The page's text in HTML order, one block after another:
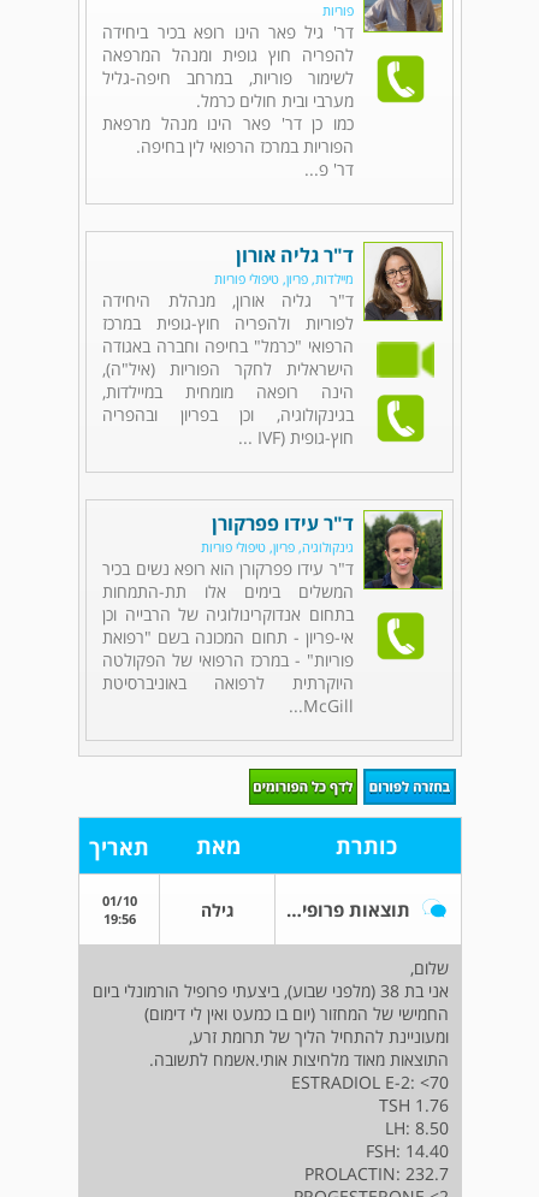
פוריות
דר' גיל פאר הינו רופא בכיר ביחידה
להפריה חוץ גופית ומנהל המרפאה
לשימור פוריות, במרחב חיפה-גליל
מערבי ובית חולים כרמל.
כמו כן דר' פאר הינו מנהל מרפאת
הפוריות במרכז הרפואי לין בחיפה.
דר' פ...
ד"ר גליה אורון
מיילדות, פריון, טיפולי פוריות
ד"ר גליה אורון, מנהלת היחידה
לפוריות ולהפריה חוץ-גופית במרכז
הרפואי "כרמל" בחיפה וחברה באגודה
הישראלית לחקר הפוריות (איל"ה),
הינה רופאה מומחית במיילדות,
בגינקולוגיה, וכן בפריון ובהפריה
חוץ-גופית (IVF ...
ד"ר עידו פפרקורן
גינקולוגיה, פריון, טיפולי פוריות
ד"ר עידו פפרקורן הוא רופא נשים בכיר
המשלים בימים אלו תת-התמחות
בתחום אנדוקרינולוגיה של הרבייה וכן
אי-פריון - תחום המכונה בשם "רפואת
פוריות" - במרכז הרפואי של הפקולטה
היוקרתית לרפואה באוניברסיטת
McGill...
כותרת מאת תאריך
תוצאות פרופיל הורמונלי גילה
01/10
19:56
שלום,
אני בת 38 (מלפני שבוע), ביצעתי פרופיל הורמונלי ביום
החמישי של המחזור (יום בו כמעט ואין לי דימום)
ומעוניינת להתחיל הליך של תרומת זרע,
התוצאות מאוד מלחיצות אותי.אשמח לתשובה.
ESTRADIOL E-2: <70
TSH 1.76
LH: 8.50
FSH: 14.40
PROLACTIN: 232.7